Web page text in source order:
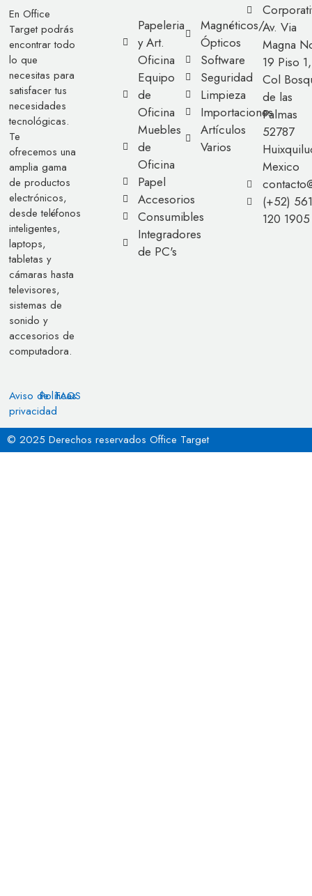
En Office
Target podrás
encontrar todo
lo que
necesitas para
satisfacer tus
necesidades
tecnológicas.
Te
ofrecemos una
amplia gama
de productos
electrónicos,
desde teléfonos
inteligentes,
laptops,
tabletas y
cámaras hasta
televisores,
sistemas de
sonido y
accesorios de
computadora.
Aviso de
privacidad
Políticas
FAQS
Papeleria
y Art.
Oficina
Equipo
de
Oficina
Muebles
de
Oficina
Papel
Accesorios
Consumibles
Integradores
de PC's
Magnéticos/
Ópticos
Software
Seguridad
Limpieza
Importaciones
Artículos
Varios
Av. Via
Magna
19 Piso 1,
Col
de las
Palmas
52787
Mexico
(+52) 561
120 1905
© 2025 Derechos reservados Office Target